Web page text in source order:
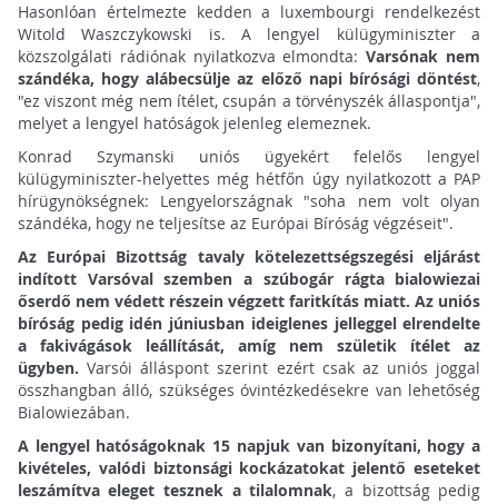
Hasonlóan értelmezte kedden a luxembourgi rendelkezést
Witold Waszczykowski is. A lengyel külügyminiszter a
közszolgálati rádiónak nyilatkozva elmondta:Varsónak nem
szándéka, hogy alábecsülje az előző napi bírósági döntést,
"ez viszont még nem ítélet, csupán a törvényszék állaspontja",
melyet a lengyel hatóságok jelenleg elemeznek.
Konrad Szymanski uniós ügyekért felelős lengyel
külügyminiszter-helyettes még hétfőn úgy nyilatkozott a PAP
hírügynökségnek: Lengyelországnak "soha nem volt olyan
szándéka, hogy ne teljesítse az Európai Bíróság végzéseit".
Az Európai Bizottság tavaly kötelezettségszegési eljárást
indított Varsóval szemben a szúbogár rágta bialowiezai
őserdő nem védett részein végzett faritkítás miatt. Az uniós
bíróság pedig idén júniusban ideiglenes jelleggel elrendelte
a fakivágások leállítását, amíg nem születik ítélet az
ügyben. Varsói álláspont szerint ezért csak az uniós joggal
összhangban álló, szükséges óvintézkedésekre van lehetőség
Bialowiezában.
A lengyel hatóságoknak 15 napjuk van bizonyítani, hogy a
kivételes, valódi biztonsági kockázatokat jelentő eseteket
leszámítva eleget tesznek a tilalomnak, a bizottság pedig